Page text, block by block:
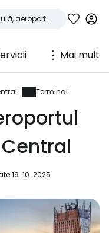
Mai mult
Terminal
19. 10. 2025
la
călătorilor